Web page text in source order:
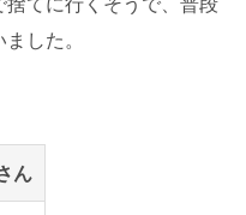
した。
ん